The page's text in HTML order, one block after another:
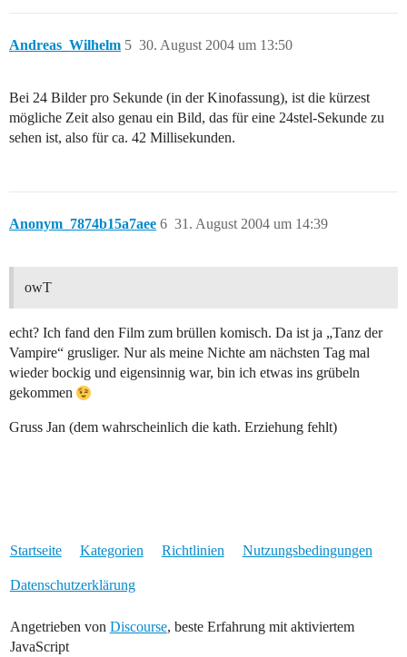
Andreas_Wilhelm 30. August 2004 um 13:50
5
Bei 24 Bilder pro Sekunde (in der Kinofassung), ist die kürzest
mögliche Zeit also genau ein Bild, das für eine 24stel-Sekunde zu
sehen ist, also für ca. 42 Millisekunden.
Anonym_7874b15a7aee 31. August 2004 um 14:39
6
owT
echt? Ich fand den Film zum brüllen komisch. Da ist ja „Tanz der
Vampire“ grusliger. Nur als meine Nichte am nächsten Tag mal
wieder bockig und eigensinnig war, bin ich etwas ins grübeln
gekommen
Gruss Jan (dem wahrscheinlich die kath. Erziehung fehlt)
Startseite Kategorien Richtlinien Nutzungsbedingungen
Datenschutzerklärung
Angetrieben von Discourse, beste Erfahrung mit aktiviertem
JavaScript